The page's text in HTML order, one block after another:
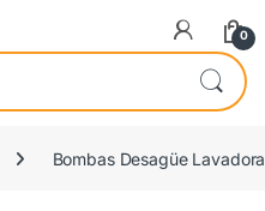
0
Bombas Desagüe Lavadora